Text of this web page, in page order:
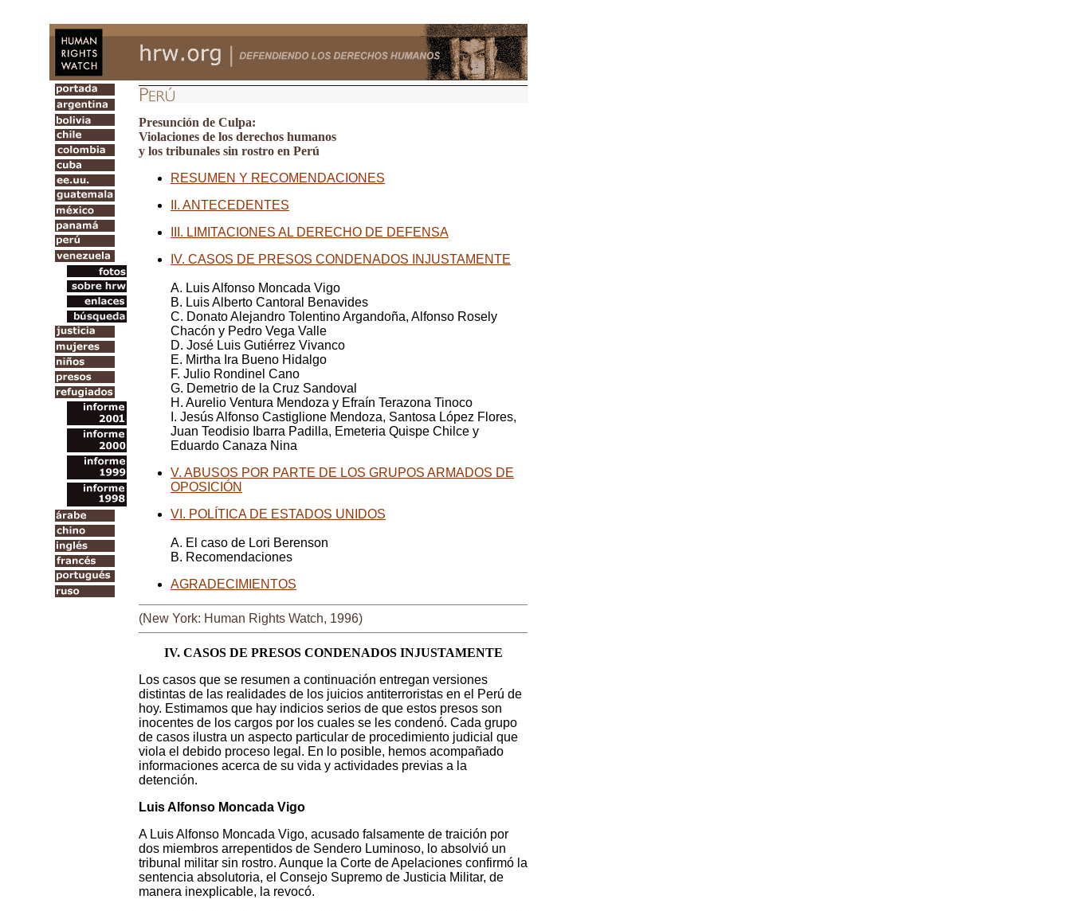
Presunción de Culpa:
Violaciones de los derechos humanos
y los tribunales sin rostro en Perú
RESUMEN Y RECOMENDACIONES
II. ANTECEDENTES
III. LIMITACIONES AL DERECHO DE DEFENSA
IV. CASOS DE PRESOS CONDENADOS INJUSTAMENTE
A. Luis Alfonso Moncada Vigo
B. Luis Alberto Cantoral Benavides
C. Donato Alejandro Tolentino Argandoña, Alfonso Rosely
Chacón y Pedro Vega Valle
D. José Luis Gutiérrez Vivanco
E. Mirtha Ira Bueno Hidalgo
F. Julio Rondinel Cano
G. Demetrio de la Cruz Sandoval
H. Aurelio Ventura Mendoza y Efraín Terazona Tinoco
I. Jesús Alfonso Castiglione Mendoza, Santosa López Flores,
Juan Teodisio Ibarra Padilla, Emeteria Quispe Chilce y
Eduardo Canaza Nina
V. ABUSOS POR PARTE DE LOS GRUPOS ARMADOS DE
OPOSICIÓN
VI. POLÍTICA DE ESTADOS UNIDOS
A. El caso de Lori Berenson
B. Recomendaciones
AGRADECIMIENTOS
(New York: Human Rights Watch, 1996)
IV. CASOS DE PRESOS CONDENADOS INJUSTAMENTE
Los casos que se resumen a continuación entregan versiones
distintas de las realidades de los juicios antiterroristas en el Perú de
hoy. Estimamos que hay indicios serios de que estos presos son
inocentes de los cargos por los cuales se les condenó. Cada grupo
de casos ilustra un aspecto particular de procedimiento judicial que
viola el debido proceso legal. En lo posible, hemos acompañado
informaciones acerca de su vida y actividades previas a la
detención.
Luis Alfonso Moncada Vigo
A Luis Alfonso Moncada Vigo, acusado falsamente de traición por
dos miembros arrepentidos de Sendero Luminoso, lo absolvió un
tribunal militar sin rostro. Aunque la Corte de Apelaciones confirmó la
sentencia absolutoria, el Consejo Supremo de Justicia Militar, de
manera inexplicable, la revocó.